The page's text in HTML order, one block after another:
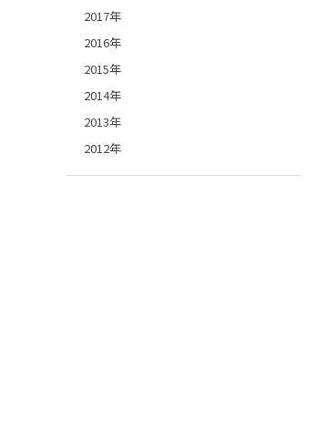
2017年
2016年
2015年
2014年
2013年
2012年